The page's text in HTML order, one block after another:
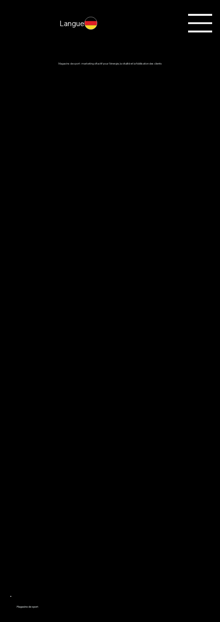
Langue
Magasins de sport : marketing olfactif pour l'énergie, la vitalité et la fidélisation des clients
Magasins de sport